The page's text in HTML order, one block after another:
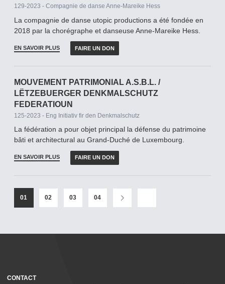
129-2023 - Compagnie de danse Anne-Mareike Hess
La compagnie de danse utopic productions a été fondée en
2018 par la chorégraphe et danseuse Anne-Mareike Hess.
EN SAVOIR PLUS FAIRE UN DON
MOUVEMENT PATRIMONIAL A.S.B.L. /
LËTZEBUERGER DENKMALSCHUTZ
FEDERATIOUN
125-2023 - Eng Initiativ fir den Denkmalschutz
La fédération a pour objet principal la défense du patrimoine
bâti et architectural au Grand-­Duché de Luxembourg.
EN SAVOIR PLUS FAIRE UN DON
01 02 03 04
CONTACT